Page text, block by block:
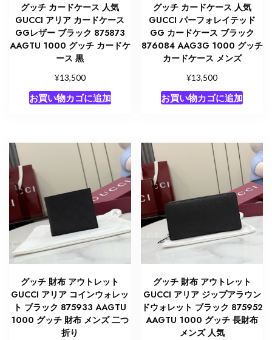
グッチ カードケース 人気
GUCCI アリア カードケース
GGレザー ブラック 875873
AAGTU 1000 グッチ カードケ
ース 黒
¥13,500
お買い物カゴに追加
グッチ カードケース 人気
GUCCI パーフォレイテッド
GG カードケース ブラック
876084 AAG3G 1000 グッチ
カードケース メンズ
¥13,500
お買い物カゴに追加
グッチ 財布 アウトレット
GUCCI アリア コインウォレッ
ト ブラック 875933 AAGTU
1000 グッチ 財布 メンズ 二つ
折り
グッチ 財布 アウトレット
GUCCI アリア ジップアラウン
ドウォレット ブラック 875952
AAGTU 1000 グッチ 長財布
メンズ 人気